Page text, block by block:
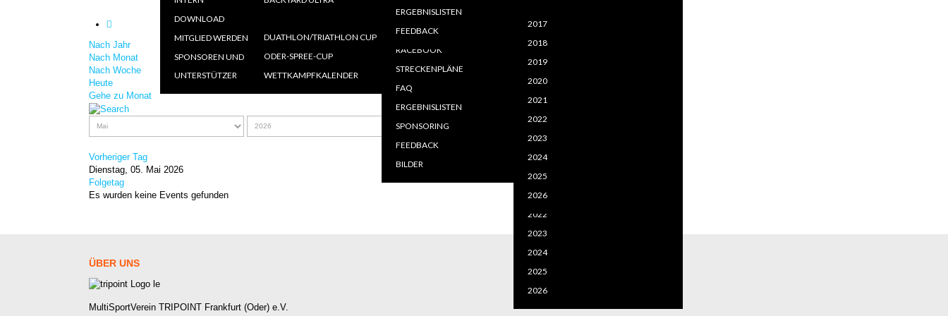
DOWNLOAD
ÖFFENTLICHE DOKUMENTE
MITGLIED WERDEN
SPONSOREN UND
UNTERSTÜTZER
2021
2022
2023
2024
2021
2022
2025
2026
LEISTUNGEN
LAGEPLAN EVENTGELÄNDE
RACEBOOK
STRECKENPLÄNE
FAQ
ERGEBNISLISTEN
2017
2018
2019
2020
2021
2022
2023
2024
2025
2026
SPONSORING
FEEDBACK
BILDER
2024
2026
ERGEBNISLISTEN
2017
2018
2019
2020
2021
2022
2023
2024
2025
2026
FEEDBACK
DUATHLON/TRIATHLON CUP
ODER-SPREE-CUP
WETTKAMPFKALENDER
Nach Jahr
Nach Monat
Nach Woche
Heute
Gehe zu Monat
Gehe zu Monat
Vorheriger Tag
Dienstag, 05. Mai 2026
Folgetag
Es wurden keine Events gefunden
ÜBER UNS
MultiSportVerein TRIPOINT Frankfurt (Oder) e.V.